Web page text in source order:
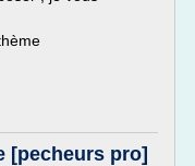
[pecheurs pro]